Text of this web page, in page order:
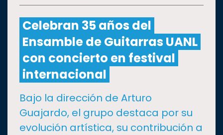
CULTURA
DEPORTES
I+D+IEXPERTOS
SALUD
Celebran 35 años del
Ensamble de Guitarras UANL
con concierto en festival
internacional
Bajo la dirección de Arturo
Guajardo, el grupo destaca por su
evolución artística, su contribución a